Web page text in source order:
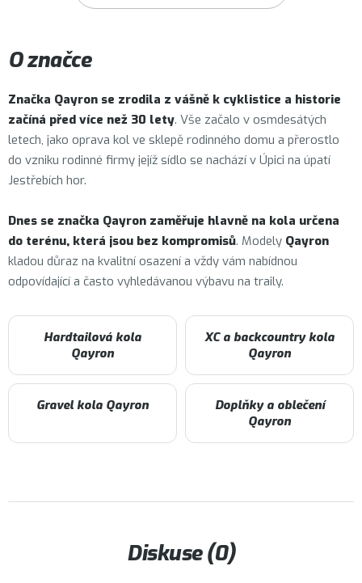
O značce
Značka Qayron se zrodila z vášně k cyklistice a historie
začíná před více než 30 lety. Vše začalo v osmdesátých
letech, jako oprava kol ve sklepě rodinného domu a přerostlo
do vzniku rodinné firmy jejíž sídlo se nachází v Úpici na úpatí
Jestřebích hor.
Dnes se značka Qayron zaměřuje hlavně na kola určena
do terénu, která jsou bez kompromisů. Modely Qayron
kladou důraz na kvalitní osazení a vždy vám nabídnou
odpovídající a často vyhledávanou výbavu na traily.
Hardtailová kola
Qayron
XC a backcountry kola
Qayron
Gravel kola Qayron
Doplňky a oblečení
Qayron
Diskuse (0)